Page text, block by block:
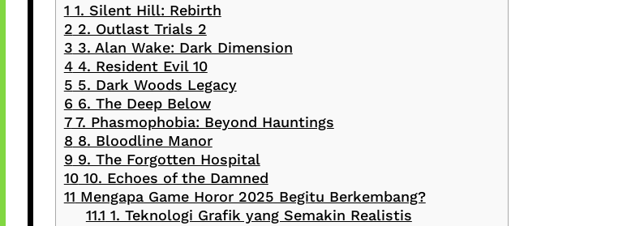
1 1. Silent Hill: Rebirth
2 2. Outlast Trials 2
3 3. Alan Wake: Dark Dimension
44. Resident Evil 10
5 5. Dark Woods Legacy
6 6. The Deep Below
77. Phasmophobia: Beyond Hauntings
8 8. Bloodline Manor
9 9. The Forgotten Hospital
1010. Echoes of the Damned
11 Mengapa Game Horor 2025 Begitu Berkembang?
11.1 1. Teknologi Grafik yang Semakin Realistis